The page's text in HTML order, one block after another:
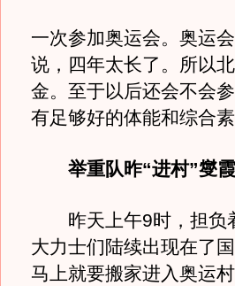
一次参加奥运会。奥运
说，四年太长了。所以
金。至于以后还会不会
有足够好的体能和综
举重队昨“进村”燮
昨天上午9时，担负
大力士们陆续出现在了
马上就要搬家进入奥运